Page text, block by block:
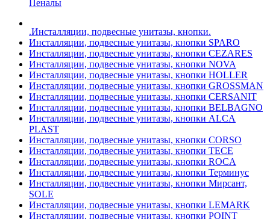
Пеналы
.Инсталляции, подвесные унитазы, кнопки.
Инсталляции, подвесные унитазы, кнопки SPARO
Инсталляции, подвесные унитазы, кнопки CEZARES
Инсталляции, подвесные унитазы, кнопки NOVA
Инсталляции, подвесные унитазы, кнопки HOLLER
Инсталляции, подвесные унитазы, кнопки GROSSMAN
Инсталляции, подвесные унитазы, кнопки CERSANIT
Инсталляции, подвесные унитазы, кнопки BELBAGNO
Инсталляции, подвесные унитазы, кнопки ALCA
PLAST
Инсталляции, подвесные унитазы, кнопки CORSO
Инсталляции, подвесные унитазы, кнопки TECE
Инсталляции, подвесные унитазы, кнопки ROCA
Инсталляции, подвесные унитазы, кнопки Терминус
Инсталляции, подвесные унитазы, кнопки Мирсант,
SOLE
Инсталляции, подвесные унитазы, кнопки LEMARK
Инсталляции, подвесные унитазы, кнопки POINT